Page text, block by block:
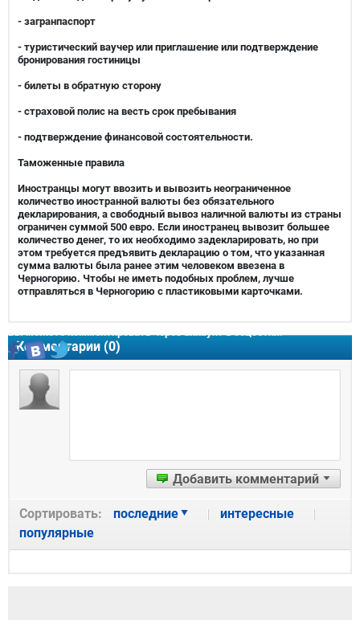
- загранпаспорт
- туристический ваучер или приглашение или подтверждение
бронирования гостиницы
- билеты в обратную сторону
- страховой полис на весть срок пребывания
- подтверждение финансовой состоятельности.
Таможенные правила
Иностранцы могут ввозить и вывозить неограниченное
количество иностранной валюты без обязательного
декларирования, а свободный вывоз наличной валюты из страны
ограничен суммой 500 евро. Если иностранец вывозит большее
количество денег, то их необходимо задекларировать, но при
этом требуется предъявить декларацию о том, что указанная
сумма валюты была ранее этим человеком ввезена в
Черногорию. Чтобы не иметь подобных проблем, лучше
отправляться в Черногорию с пластиковыми карточками.
Комментарии (0)
Вы можете комментировать через аккаунт в соцсетях:
Добавить комментарий
Сортировать: последние
интересные
популярные